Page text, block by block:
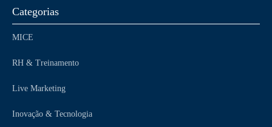
Categorias
MICE
RH & Treinamento
Live Marketing
Inovação & Tecnologia